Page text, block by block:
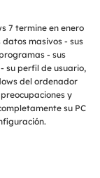
7 termine en enero
datos masivos - sus
- sus
su perfil de usuario,
del ordenador
y
su PC